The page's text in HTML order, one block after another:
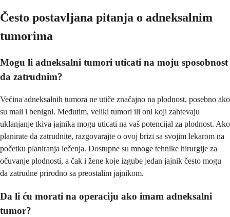
Često postavljana pitanja o adneksalnim
tumorima
Mogu li adneksalni tumori uticati na moju sposobnost
da zatrudnim?
Većina adneksalnih tumora ne utiče značajno na plodnost, posebno ako
su mali i benigni. Međutim, veliki tumori ili oni koji zahtevaju
uklanjanje tkiva jajnika mogu uticati na vaš potencijal za plodnost. Ako
planirate da zatrudnite, razgovarajte o ovoj brizi sa svojim lekarom na
početku planiranja lečenja. Dostupne su mnoge tehnike hirurgije za
očuvanje plodnosti, a čak i žene koje izgube jedan jajnik često mogu
da zatrudne prirodno sa preostalim jajnikom.
Da li ću morati na operaciju ako imam adneksalni
tumor?